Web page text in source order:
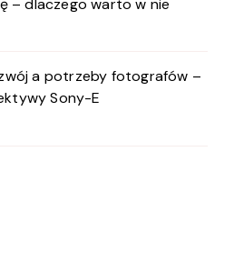
– dlaczego warto w nie
a potrzeby fotografów –
Sony-E